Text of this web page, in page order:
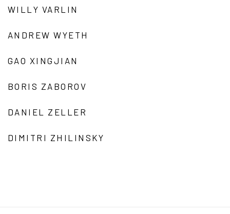
WILLY VARLIN
ANDREW WYETH
GAO XINGJIAN
BORIS ZABOROV
DANIEL ZELLER
DIMITRI ZHILINSKY